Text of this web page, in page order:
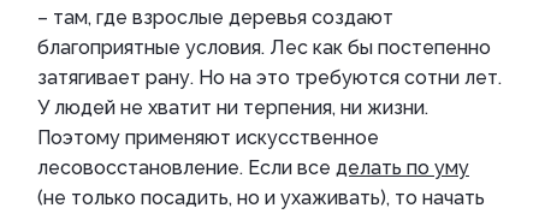
– там, где взрослые деревья создают
благоприятные условия. Лес как бы постепенно
затягивает рану. Но на это требуются сотни лет.
У людей не хватит ни терпения, ни жизни.
Поэтому применяют искусственное
лесовосстановление. Если все делать по уму
(не только посадить, но и ухаживать), то начать